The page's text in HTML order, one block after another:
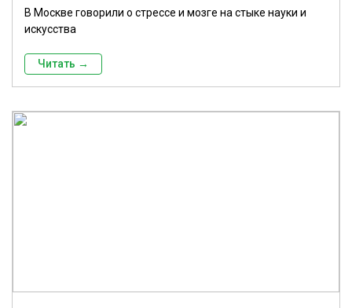
В Москве говорили о стрессе и мозге на стыке науки и
искусства
Читать →